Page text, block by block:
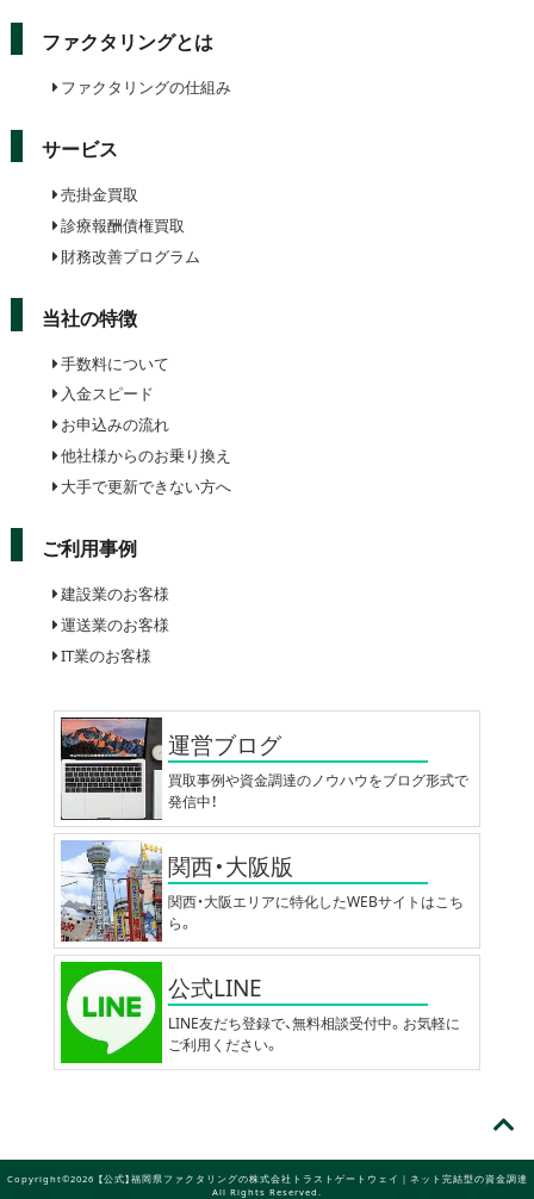
ファクタリングとは
ファクタリングの仕組み
サービス
売掛金買取
診療報酬債権買取
財務改善プログラム
当社の特徴
手数料について
入金スピード
お申込みの流れ
他社様からのお乗り換え
大手で更新できない方へ
ご利用事例
建設業のお客様
運送業のお客様
IT業のお客様
運営ブログ
買取事例や資金調達のノウハウをブログ形式で
発信中！
関西・大阪版
関西・大阪エリアに特化したWEBサイトはこち
ら。
公式LINE
LINE友だち登録で、無料相談受付中。お気軽に
ご利用ください。
Copyright©2026 【公式】福岡県ファクタリングの株式会社トラストゲートウェイ｜ネット完結型の資金調達
All Rights Reserved.